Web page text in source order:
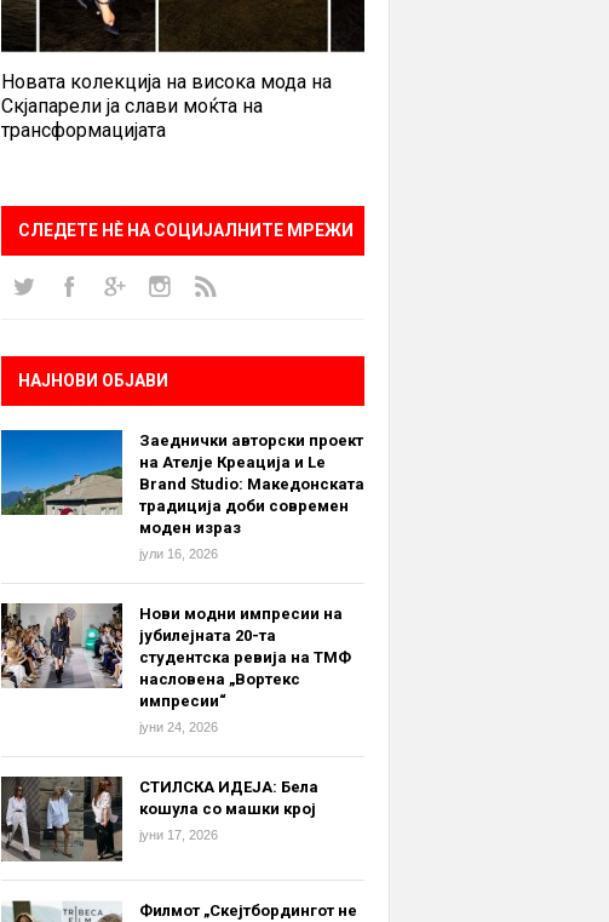
Новата колекција на висока мода на
Скјапарели ја слави моќта на
трансформацијата
СЛЕДЕТЕ НÈ НА СОЦИЈАЛНИТЕ МРЕЖИ
НАЈНОВИ ОБЈАВИ
Заеднички авторски проект
на Ателје Креација и Le
Brand Studio: Македонската
традиција доби современ
моден израз
јули 16, 2026
Нови модни импресии на
јубилејната 20-та
студентска ревија на ТМФ
насловена „Вортекс
импресии“
јуни 24, 2026
СТИЛСКА ИДЕЈА: Бела
кошула со машки крој
јуни 17, 2026
Филмот „Скејтбордингот не